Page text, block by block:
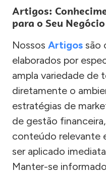
Artigos:
para o Seu Negócio
Nossos Artigos são
elaborados por
ampla variedade de
diretamente o
estratégias de
de gestão
conteúdo relevante
ser aplicado
Manter-se